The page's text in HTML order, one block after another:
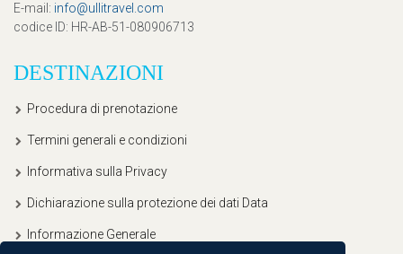
E-mail : info@ullitravel.com
codice ID: HR-AB-51-080906713
DESTINAZIONI
Procedura di prenotazione
Termini generali e condizioni
Informativa sulla Privacy
Dichiarazione sulla protezione dei dati Data
Informazione Generale